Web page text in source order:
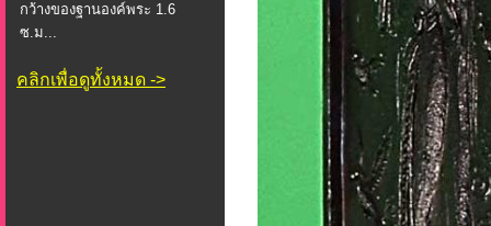
กว้างของฐานองค์พระ 1.6
ซ.ม...
คลิกเพื่อดูทั้งหมด ->